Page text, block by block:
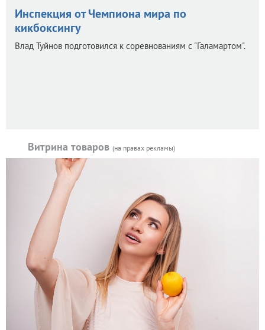
Инспекция от Чемпиона мира по
кикбоксингу
Влад Туйнов подготовился к соревнованиям с "Галамартом".
Витрина товаров (на правах рекламы)